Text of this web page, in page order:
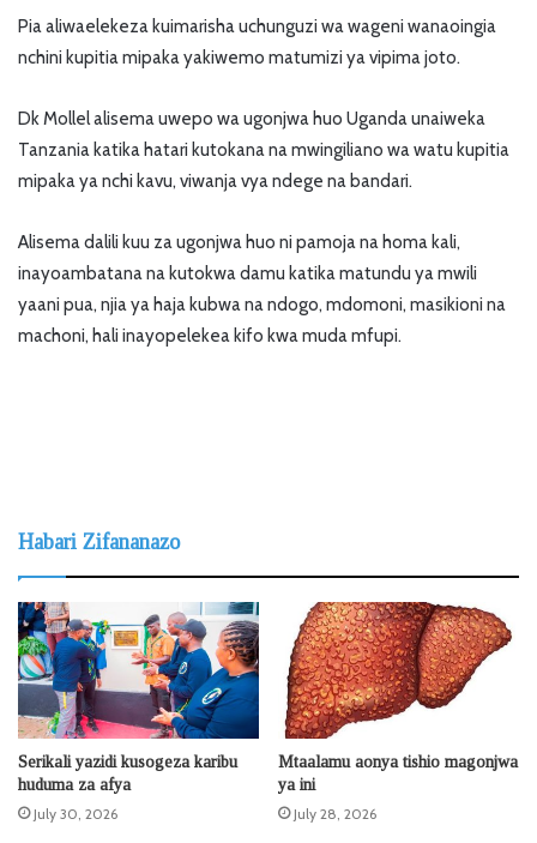
Pia aliwaelekeza kuimarisha uchunguzi wa wageni wanaoingia
nchini kupitia mipaka yakiwemo matumizi ya vipima joto.
Dk Mollel alisema uwepo wa ugonjwa huo Uganda unaiweka
Tanzania katika hatari kutokana na mwingiliano wa watu kupitia
mipaka ya nchi kavu, viwanja vya ndege na bandari.
Alisema dalili kuu za ugonjwa huo ni pamoja na homa kali,
inayoambatana na kutokwa damu katika matundu ya mwili
yaani pua, njia ya haja kubwa na ndogo, mdomoni, masikioni na
machoni, hali inayopelekea kifo kwa muda mfupi.
Habari Zifananazo
Serikali yazidi kusogeza karibu
huduma za afya
July 30, 2026
Mtaalamu aonya tishio magonjwa
ya ini
July 28, 2026